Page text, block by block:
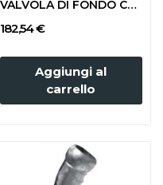
VALVOLA DI FONDO CON GIUNTO SFERICO MASCHIO d....
182,54 €
Aggiungi al
carrello